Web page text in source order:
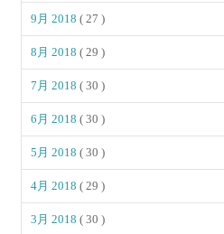
9月 2018( 27 )
8月 2018( 29 )
7月 2018( 30 )
6月 2018( 30 )
5月 2018( 30 )
4月 2018( 29 )
3月 2018( 30 )